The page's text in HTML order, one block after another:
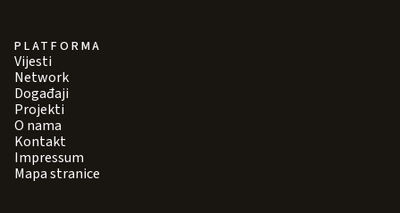
PLATFORMA
Vijesti
Network
Događaji
Projekti
O nama
Kontakt
Impressum
Mapa stranice